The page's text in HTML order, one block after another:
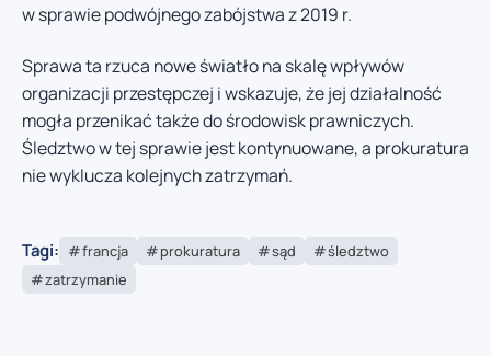
w sprawie podwójnego zabójstwa z 2019 r.
Sprawa ta rzuca nowe światło na skalę wpływów
organizacji przestępczej i wskazuje, że jej działalność
mogła przenikać także do środowisk prawniczych.
Śledztwo w tej sprawie jest kontynuowane, a prokuratura
nie wyklucza kolejnych zatrzymań.
Tagi: francja prokuratura sąd
śledztwo
zatrzymanie